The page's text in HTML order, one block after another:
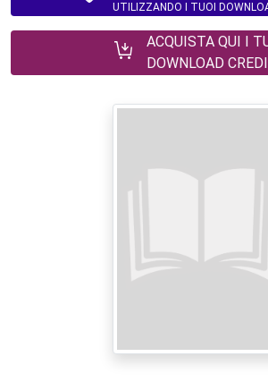
UTILIZZANDO I TUOI
ACQUISTA QUI I
DOWNLOAD